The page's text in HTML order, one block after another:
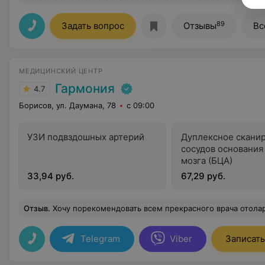
Задать вопрос Отзывы89
МЕДИЦИНСКИЙ ЦЕНТР
4.7 Гармония
Борисов, ул. Даумана, 78 с 09:00
УЗИ подвздошных артерий
33,94 руб.
Дуплексное
сосудов
мозга (БЦА)
67,29 руб.
Отзыв. Хочу порекомендовать всем прекрасного врача отолариголога Пономарёву Зинаиду Николаевну. Её терпение и сила убеждения заставили
Telegram Viber